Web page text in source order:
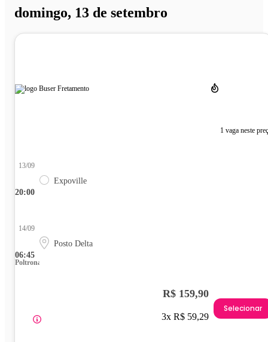
domingo, 13 de setembro
1 vaga neste
20:00
13/09
Expoville
06:45
14/09
Posto Delta
Poltrona
R$ 159,90
3x R$ 59,29
Selecionar